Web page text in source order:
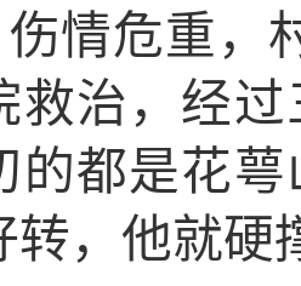
危重，村
救治，经
的都是花
转，他就硬